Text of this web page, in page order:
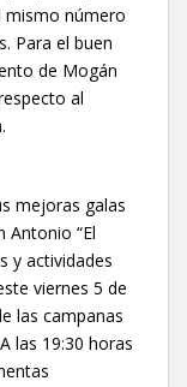
mismo número
Para el buen
de Mogán
al
mejoras galas
Antonio “El
y actividades
viernes 5 de
las campanas
las 19:30 horas